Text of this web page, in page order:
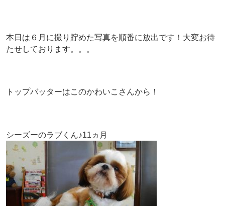
本日は６月に撮り貯めた写真を順番に放出です！大変お待
たせしております。。。
トップバッターはこのかわいこさんから！
シーズーのラブくん♪11ヵ月